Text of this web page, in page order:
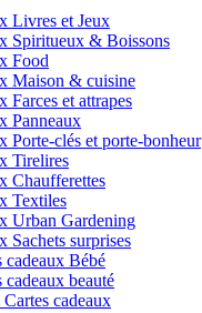
Livres et Jeux
Spiritueux & Boissons
Food
Maison & cuisine
Farces et attrapes
Panneaux
Porte-clés et porte-bonheur
Tirelires
Chaufferettes
Textiles
Urban Gardening
Sachets surprises
cadeaux Bébé
cadeaux beauté
cadeaux